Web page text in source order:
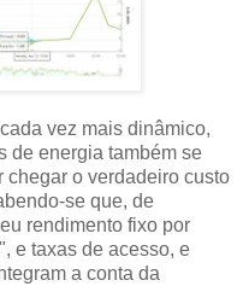
vez mais dinâmico,
de energia também se
chegar o verdadeiro custo
se que, de
rendimento fixo por
e taxas de acesso, e
a conta da